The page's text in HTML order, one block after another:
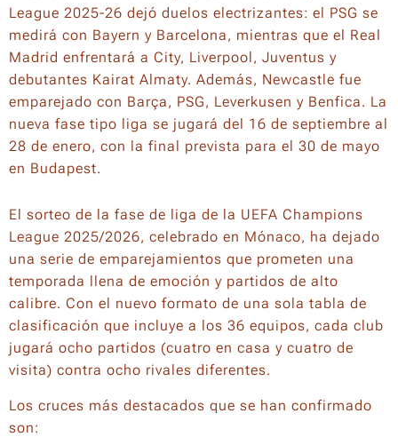
League 2025-26 dejó duelos electrizantes: el PSG se
medirá con Bayern y Barcelona, mientras que el Real
Madrid enfrentará a City, Liverpool, Juventus y
debutantes Kairat Almaty. Además, Newcastle fue
emparejado con Barça, PSG, Leverkusen y Benfica. La
nueva fase tipo liga se jugará del 16 de septiembre al
28 de enero, con la final prevista para el 30 de mayo
en Budapest.
El sorteo de la fase de liga de la UEFA Champions
League 2025/2026, celebrado en Mónaco, ha dejado
una serie de emparejamientos que prometen una
temporada llena de emoción y partidos de alto
calibre. Con el nuevo formato de una sola tabla de
clasificación que incluye a los 36 equipos, cada club
jugará ocho partidos (cuatro en casa y cuatro de
visita) contra ocho rivales diferentes.
Los cruces más destacados que se han confirmado
son: